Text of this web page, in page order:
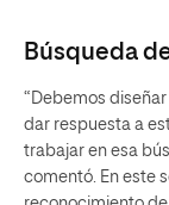
Búsqueda
“Debemos
dar respuesta a
trabajar en esa
comentó. En este